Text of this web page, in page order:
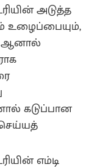
அடுத்த
உழைப்பையும்,
ஆனால்
கடுப்பான
எம்டி